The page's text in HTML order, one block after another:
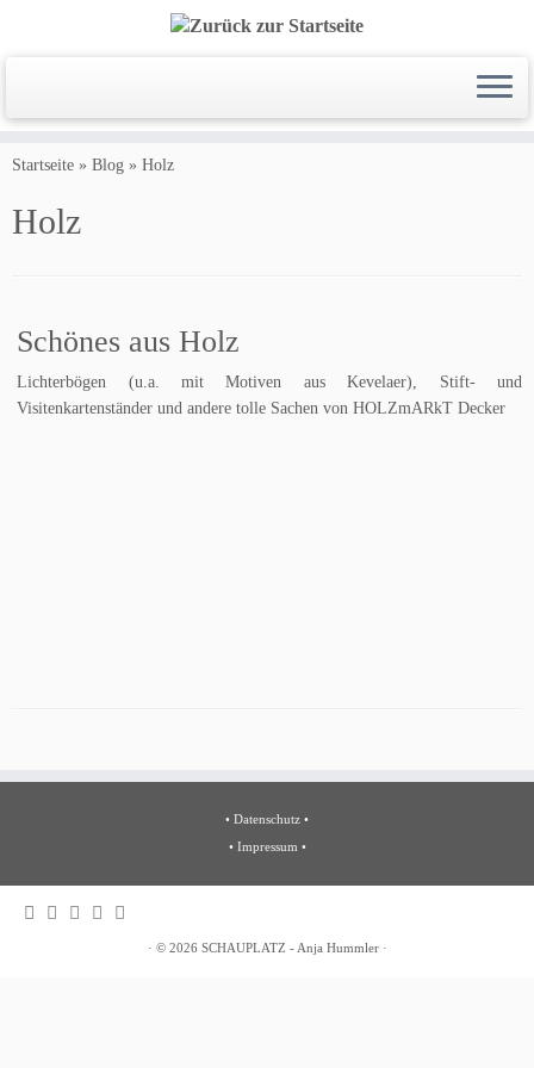
Inhalt
Startseite » Blog » Holz
Holz
Schönes aus Holz
Lichterbögen (u.a. mit Motiven aus Kevelaer), Stift- und
Visitenkartenständer und andere tolle Sachen von HOLZmARkT Decker
• Datenschutz •
• Impressum •
· © 2026 SCHAUPLATZ - Anja Hummler·